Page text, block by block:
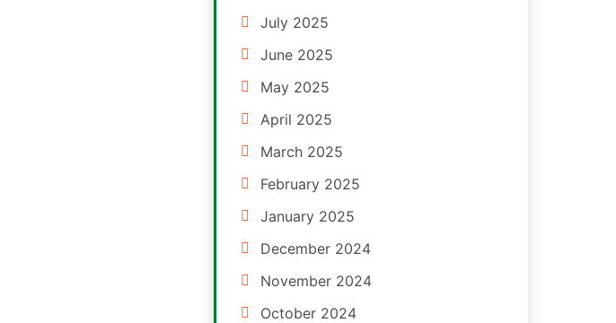
July 2025
June 2025
May 2025
April 2025
March 2025
February 2025
January 2025
December 2024
November 2024
October 2024